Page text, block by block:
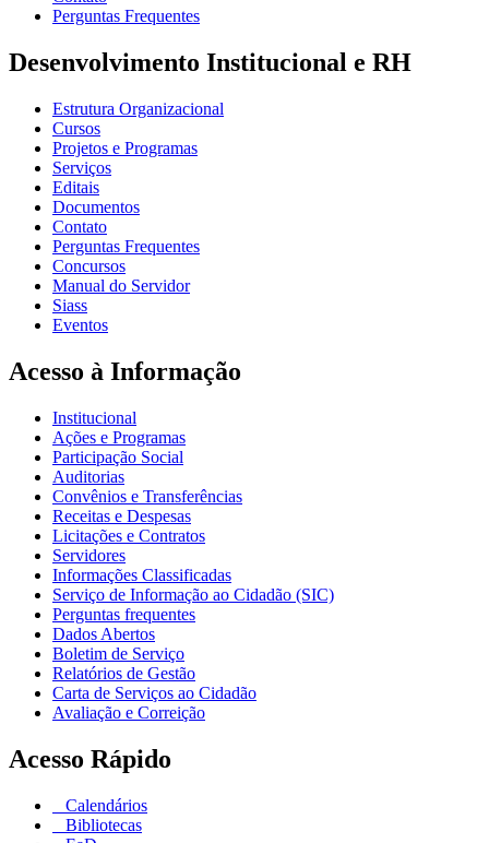
Perguntas Frequentes
Desenvolvimento Institucional e RH
Estrutura Organizacional
Cursos
Projetos e Programas
Serviços
Editais
Documentos
Contato
Perguntas Frequentes
Concursos
Manual do Servidor
Siass
Eventos
Acesso à Informação
Institucional
Ações e Programas
Participação Social
Auditorias
Convênios e Transferências
Receitas e Despesas
Licitações e Contratos
Servidores
Informações Classificadas
Serviço de Informação ao Cidadão (SIC)
Perguntas frequentes
Dados Abertos
Boletim de Serviço
Relatórios de Gestão
Carta de Serviços ao Cidadão
Avaliação e Correição
Acesso Rápido
Calendários
Bibliotecas